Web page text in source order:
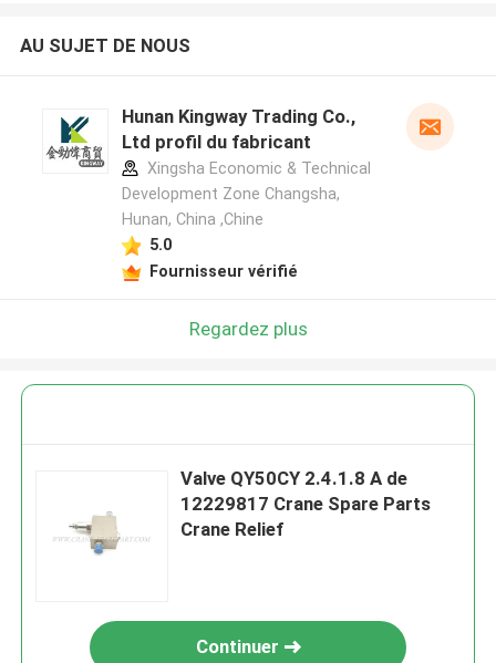
AU SUJET DE NOUS
Hunan Kingway Trading Co.,
Ltd profil du fabricant
Xingsha Economic & Technical
Development Zone Changsha,
Hunan, China ,Chine
5.0
Fournisseur vérifié
Regardez plus
Valve QY50CY 2.4.1.8 A de
12229817 Crane Spare Parts
Crane Relief
Continuer